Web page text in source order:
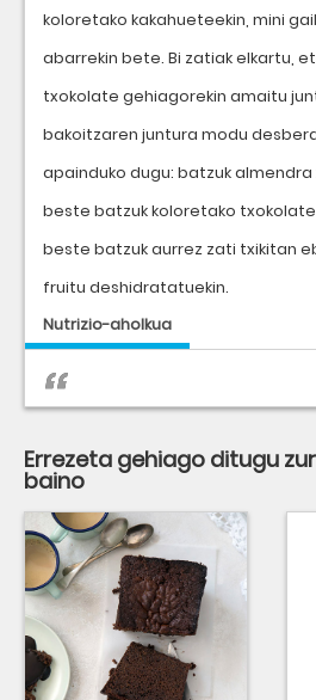
koloretako kakahueteekin, mini
abarrekin bete. Bi zatiak elkartu,
txokolate gehiagorekin amaitu
bakoitzaren juntura modu
apainduko dugu: batzuk almendra
beste batzuk koloretako
beste batzuk aurrez zati txikitan
fruitu deshidratatuekin.
Nutrizio-aholkua
Errezeta gehiago ditugu
baino